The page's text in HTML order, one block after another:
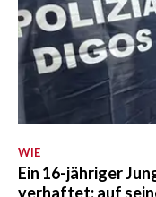
WIE
Ein 16-jähriger
verhaftet; auf